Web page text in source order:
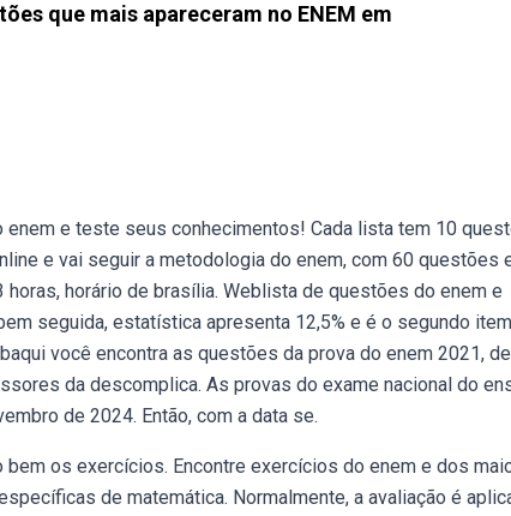
que mais apareceram no ENEM em
e teste seus conhecimentos! Cada lista tem 10
e vai seguir a metodologia do enem, com 60 questões
horário de brasília. Weblista de questões do enem e
seguida, estatística apresenta 12,5% e é o segundo
você encontra as questões da prova do enem 2021, de
da descomplica. As provas do exame nacional do
de 2024. Então, com a data se.
os exercícios. Encontre exercícios do enem e dos
de matemática. Normalmente, a avaliação é